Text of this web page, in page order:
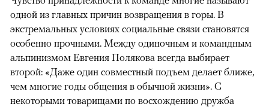
одной из главных причин возвращения в горы. В
экстремальных условиях социальные связи становятся
особенно прочными. Между одиночным и командным
альпинизмом Евгения Полякова всегда выбирает
второй: «Даже один совместный подъем делает ближе,
чем многие годы общения в обычной жизни». С
некоторыми товарищами по восхождению дружба